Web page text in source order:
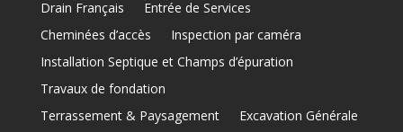
Drain Français
Entrée de Services
Cheminées d’accès
Inspection par caméra
Installation Septique et Champs d’épuration
Travaux de fondation
Terrassement & Paysagement
Excavation Générale